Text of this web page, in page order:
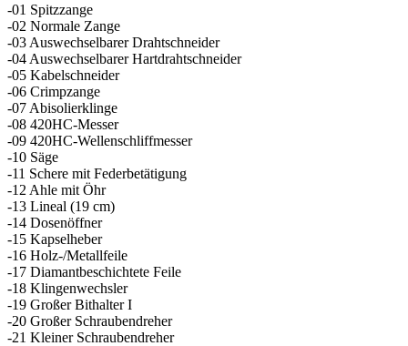
-01 Spitzzange
-02 Normale Zange
-03 Auswechselbarer Drahtschneider
-04 Auswechselbarer Hartdrahtschneider
-05 Kabelschneider
-06 Crimpzange
-07 Abisolierklinge
-08 420HC-Messer
-09 420HC-Wellenschliffmesser
-10 Säge
-11 Schere mit Federbetätigung
-12 Ahle mit Öhr
-13 Lineal (19 cm)
-14 Dosenöffner
-15 Kapselheber
-16 Holz-/Metallfeile
-17 Diamantbeschichtete Feile
-18 Klingenwechsler
-19 Großer Bithalter I
-20 Großer Schraubendreher
-21 Kleiner Schraubendreher